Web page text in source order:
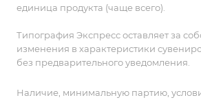
единица продукта (чаще всего).
Типография Экспресс оставляет за
изменения в характеристики
без предварительного уведомления.
Наличие, минимальную партию,